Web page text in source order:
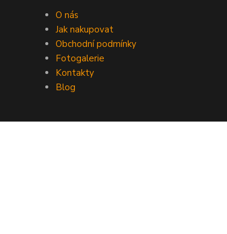
O nás
Jak nakupovat
Obchodní podmínky
Fotogalerie
Kontakty
Blog